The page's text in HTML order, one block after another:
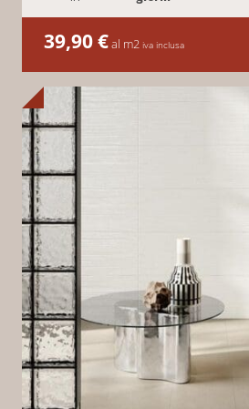
39,90€al m2 iva inclusa